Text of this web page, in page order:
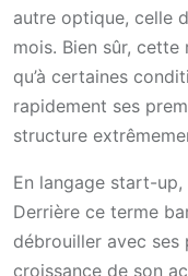
autre optique, celle
mois. Bien sûr, cette
qu’à certaines
rapidement ses
structure
En langage start-
Derrière ce terme
débrouiller avec ses
croissance de son